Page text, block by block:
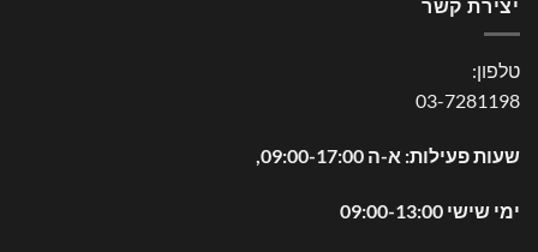
יצירת קשר
טלפון:
03-7281198
שעות פעילות: א-ה 09:00-17:00,
ימי שישי 09:00-13:00